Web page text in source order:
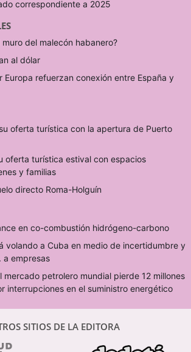
correspondiente a 2025
muro del malecón habanero?
al dólar
Europa refuerzan conexión entre España y
oferta turística con la apertura de Puerto
oferta turística estival con espacios
y familias
directo Roma-Holguín
en co-combustión hidrógeno-carbono
volando a Cuba en medio de incertidumbre y
a empresas
mercado petrolero mundial pierde 12 millones
interrupciones en el suministro energético
SITIOS DE LA EDITORA